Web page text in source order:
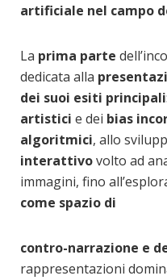
artificiale nel campo
La prima parte
dedicata alla
dei suoi esiti principali
artistici e dei bias
algoritmici, allo
interattivovolto ad
immagini, fino
come spazio di
contro-narrazione e
rappresentazioni